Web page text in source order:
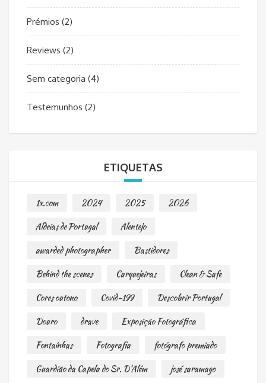
Prémios (2)
Reviews (2)
Sem categoria (4)
Testemunhos (2)
ETIQUETAS
1x.com 2024 2025
2026
Aldeias de Portugal
Alentejo
awarded photographer
Bastidores
Behind the scenes
Carquejeiras
Clean & Safe
Cores outono
Covid-199
Descobrir Portugal
Douro
drave
Exposição Fotográfica
Fontaínhas
Fotografia
fotógrafo premiado
Guardião da Capela do Sr. D'Além
josé saramago